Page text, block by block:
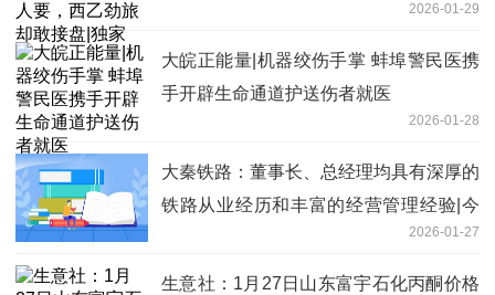
2026-01-29
大皖正能量|机器绞伤手掌 蚌埠警民医携
手开辟生命通道护送伤者就医
2026-01-28
大秦铁路：董事长、总经理均具有深厚的
铁路从业经历和丰富的经营管理经验|今
2026-01-27
生意社：1月27日山东富宇石化丙酮价格